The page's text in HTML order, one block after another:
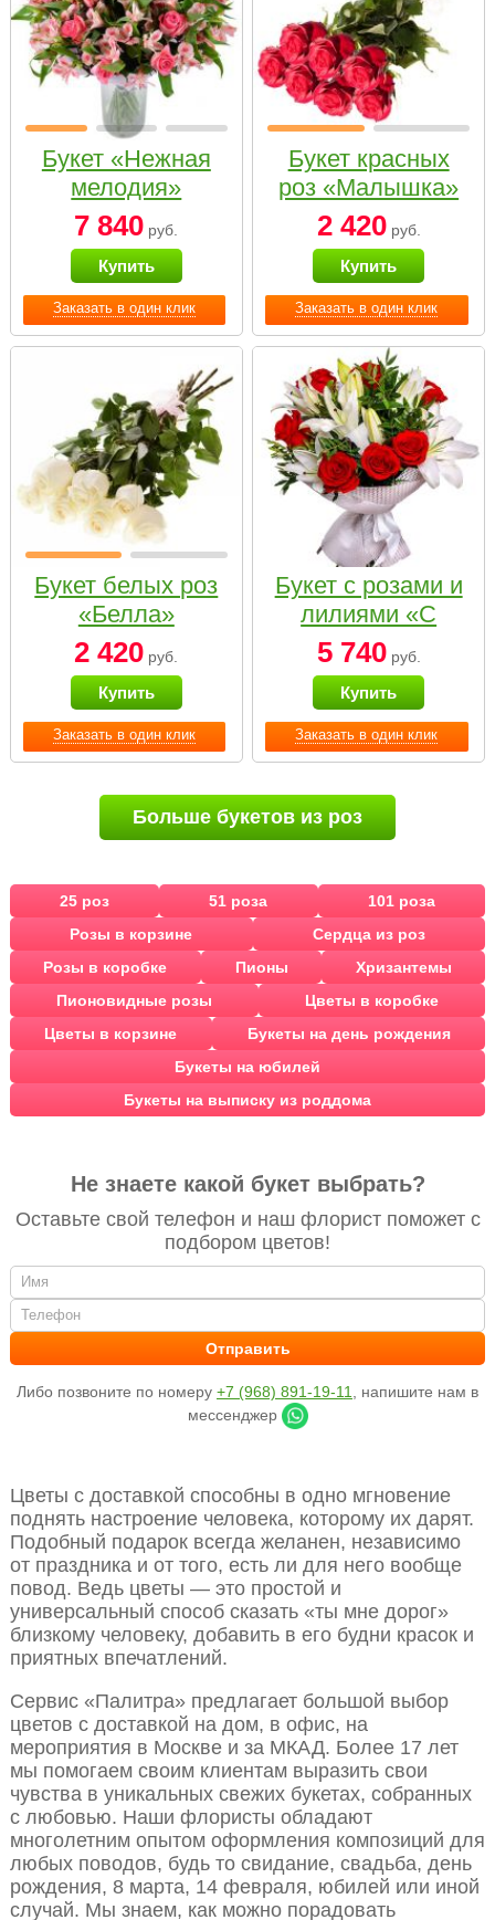
Заказать в один клик
Букет «Нежная
мелодия»
7 840 руб.
Купить
Заказать в один клик
Букет красных
роз «Малышка»
2 420руб.
Купить
Заказать в один клик
Букет белых роз
«Белла»
2 420 руб.
Купить
Заказать в один клик
Букет с розами и
лилиями «С
наилучшими
пожеланиями»
5 740руб.
Купить
Больше букетов из роз
25 роз 51 роза
101 роза
Розы в корзине
Сердца из роз
Розы в коробке
Пионы
Хризантемы
Пионовидные розы
Цветы в коробке
Цветы в корзине
Букеты на день рождения
Букеты на юбилей
Букеты на выписку из роддома
Не знаете какой букет выбрать?
Оставьте свой телефон и наш флорист поможет с
подбором цветов!
Либо позвоните по номеру +7 (968) 891-19-11
, напишите нам в
мессенджер
Цветы с доставкой способны в одно мгновение
поднять настроение человека, которому их дарят.
Подобный подарок всегда желанен, независимо
от праздника и от того, есть ли для него вообще
повод. Ведь цветы — это простой и
универсальный способ сказать «ты мне дорог»
близкому человеку, добавить в его будни красок и
приятных впечатлений.
Сервис «Палитра» предлагает большой выбор
цветов с доставкой на дом, в офис, на
мероприятия в Москве и за МКАД. Более 17 лет
мы помогаем своим клиентам выразить свои
чувства в уникальных свежих букетах, собранных
с любовью. Наши флористы обладают
многолетним опытом оформления композиций для
любых поводов, будь то свидание, свадьба, день
рождения, 8 марта, 14 февраля, юбилей или иной
случай. Мы знаем, как можно порадовать